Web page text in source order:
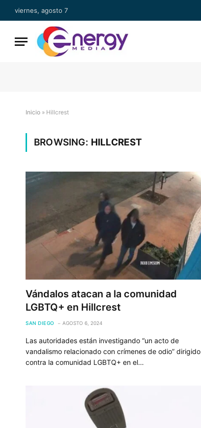
viernes, agosto 7
Inicio » Hillcrest
BROWSING: HILLCREST
Vándalos atacan a la comunidad
LGBTQ+ en Hillcrest
SAN DIEGO AGOSTO 6, 2024
Las autoridades están investigando “un acto de
vandalismo relacionado con crímenes de odio” dirigido
contra la comunidad LGBTQ+ en el…